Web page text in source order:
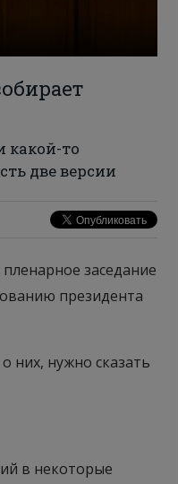
какой-то
две версии
заседание
президента
них, нужно сказать
в некоторые